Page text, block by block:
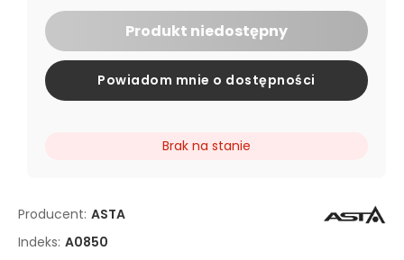
Producent: ASTA
Indeks: A0850
Produkt niedostępny
Powiadom mnie o dostępności
Brak na stanie